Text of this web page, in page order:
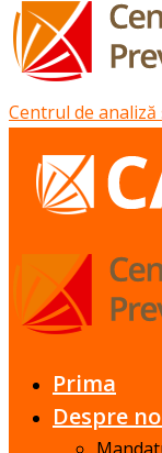
Centrul de
Prima
Despre